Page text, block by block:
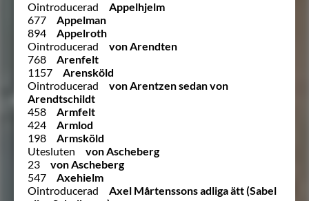
Ointroducerad
Appelhjelm
677
Appelman
894
Appelroth
Ointroducerad
von Arendten
768
Arenfelt
1157
Arensköld
Ointroducerad
von Arentzen sedan von
Arendtschildt
458
Armfelt
424
Armlod
198
Armsköld
Utesluten
von Ascheberg
23
von Ascheberg
547
Axehielm
Ointroducerad
Axel Mårtenssons adliga ätt (Sabel